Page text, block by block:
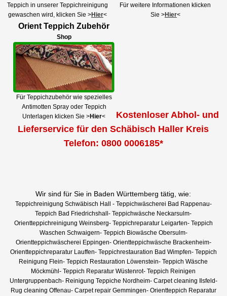
Teppich in unserer Teppichreinigung
gewaschen wird, klicken Sie >Hier<
Für weitere Informationen klicken
Sie >Hier<
Orient Teppich Zubehör
Shop
Für Teppichzubehör wie spezielles
Antimotten Spray oder Teppich
Unterlagen klicken Sie >Hier<
Kostenloser Abhol- und
Lieferservice für den Schäbisch Haller Kreis
Telefon: 0800 0006185*
Wir sind für Sie in Baden Württemberg tätig, wie:
Teppichreinigung Schwäbisch Hall - Teppichwäscherei Bad Rappenau-
Teppich Bad Friedrichshall- Teppichwäsche Neckarsulm-
Orientteppichreinigung Weinsberg- Teppichreparatur Leigarten- Teppich
Waschen Schwaigern- Teppich Biowäsche Obersulm-
Orientteppichwäscherei Eppingen- Orientteppichwäsche Brackenheim-
Orientteppichreparatur Lauffen- Teppichrestauration Bad Wimpfen- Teppich
Reinigung Flein- Teppich Restauration Löwenstein- Teppich Wäsche
Möckmühl- Teppich Reparatur Wüstenrot- Teppich Reinigen
Untergruppenbach- Reinigung Teppiche Nordheim- Carpet cleaning Ilsfeld-
Rug cleaning Offenau- Carpet repair Gemmingen- Orientteppich Reparatur